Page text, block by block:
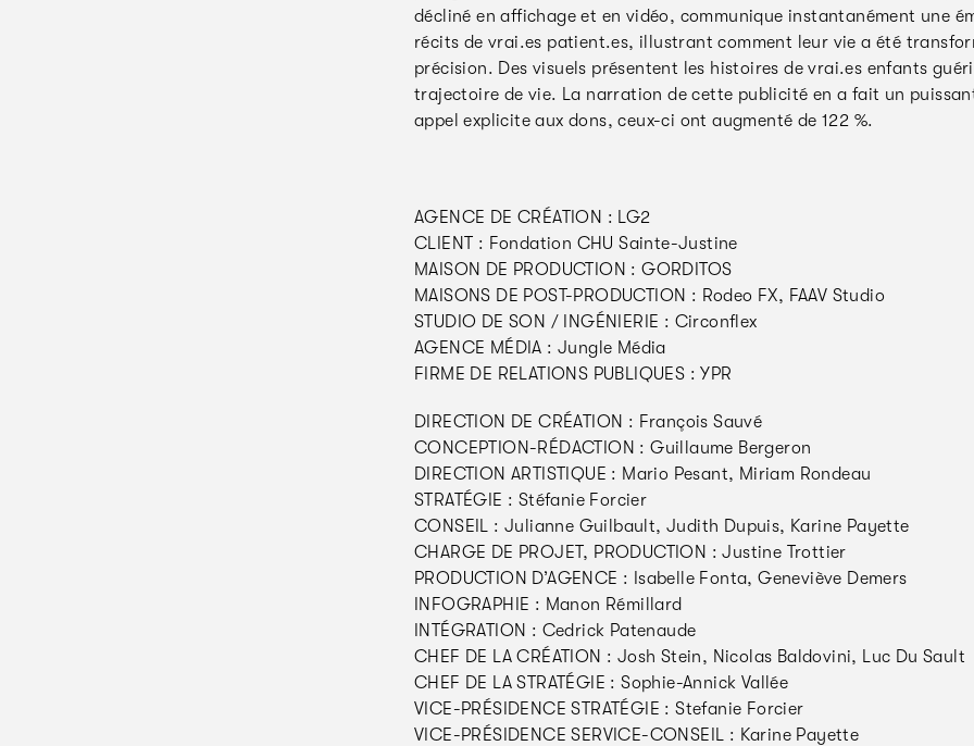
décliné en affichage et en vidéo, communique instantanément une
récits de vrai.es patient.es, illustrant comment leur vie a été
précision. Des visuels présentent les histoires de vrai.es enfants
trajectoire de vie. La narration de cette publicité en a fait un
appel explicite aux dons, ceux-ci ont augmenté de 122 %.
AGENCE DE CRÉATION : LG2
CLIENT : Fondation CHU Sainte-Justine
MAISON DE PRODUCTION : GORDITOS
MAISONS DE POST-PRODUCTION : Rodeo FX, FAAV Studio
STUDIO DE SON / INGÉNIERIE : Circonflex
AGENCE MÉDIA : Jungle Média
FIRME DE RELATIONS PUBLIQUES : YPR
DIRECTION DE CRÉATION : François Sauvé
CONCEPTION-RÉDACTION : Guillaume Bergeron
DIRECTION ARTISTIQUE : Mario Pesant, Miriam Rondeau
STRATÉGIE : Stéfanie Forcier
CONSEIL : Julianne Guilbault, Judith Dupuis, Karine Payette
CHARGE DE PROJET, PRODUCTION : Justine Trottier
PRODUCTION D’AGENCE : Isabelle Fonta, Geneviève Demers
INFOGRAPHIE : Manon Rémillard
INTÉGRATION : Cedrick Patenaude
CHEF DE LA CRÉATION : Josh Stein, Nicolas Baldovini, Luc Du Sault
CHEF DE LA STRATÉGIE : Sophie-Annick Vallée
VICE-PRÉSIDENCE STRATÉGIE : Stefanie Forcier
VICE-PRÉSIDENCE SERVICE-CONSEIL : Karine Payette